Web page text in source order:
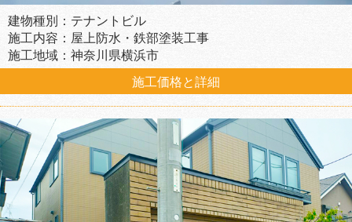
建物種別：テナントビル
施工内容：屋上防水・鉄部塗装工事
施工地域：神奈川県横浜市
施工価格と詳細